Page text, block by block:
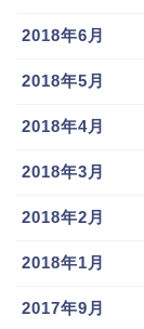
2018年6月
2018年5月
2018年4月
2018年3月
2018年2月
2018年1月
2017年9月